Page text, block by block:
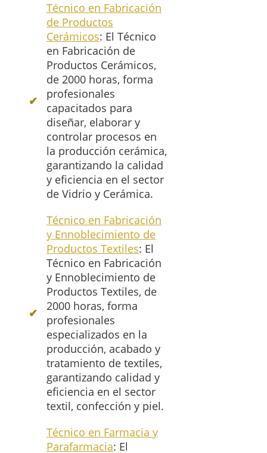
Técnico en Fabricación
de Productos
Cerámicos: El Técnico
en Fabricación de
Productos Cerámicos,
de 2000 horas, forma
profesionales
capacitados para
diseñar, elaborar y
controlar procesos en
la producción cerámica,
garantizando la calidad
y eficiencia en el sector
de Vidrio y Cerámica.
Técnico en Fabricación
y Ennoblecimiento de
Productos Textiles: El
Técnico en Fabricación
y Ennoblecimiento de
Productos Textiles, de
2000 horas, forma
profesionales
especializados en la
producción, acabado y
tratamiento de textiles,
garantizando calidad y
eficiencia en el sector
textil, confección y piel.
Técnico en Farmacia y
Parafarmacia: El